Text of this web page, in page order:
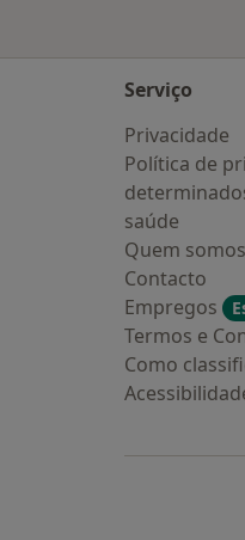
Serviço
Privacidade
Política de
saúde
Quem somos
Contacto
Empregos
Termos e
Como